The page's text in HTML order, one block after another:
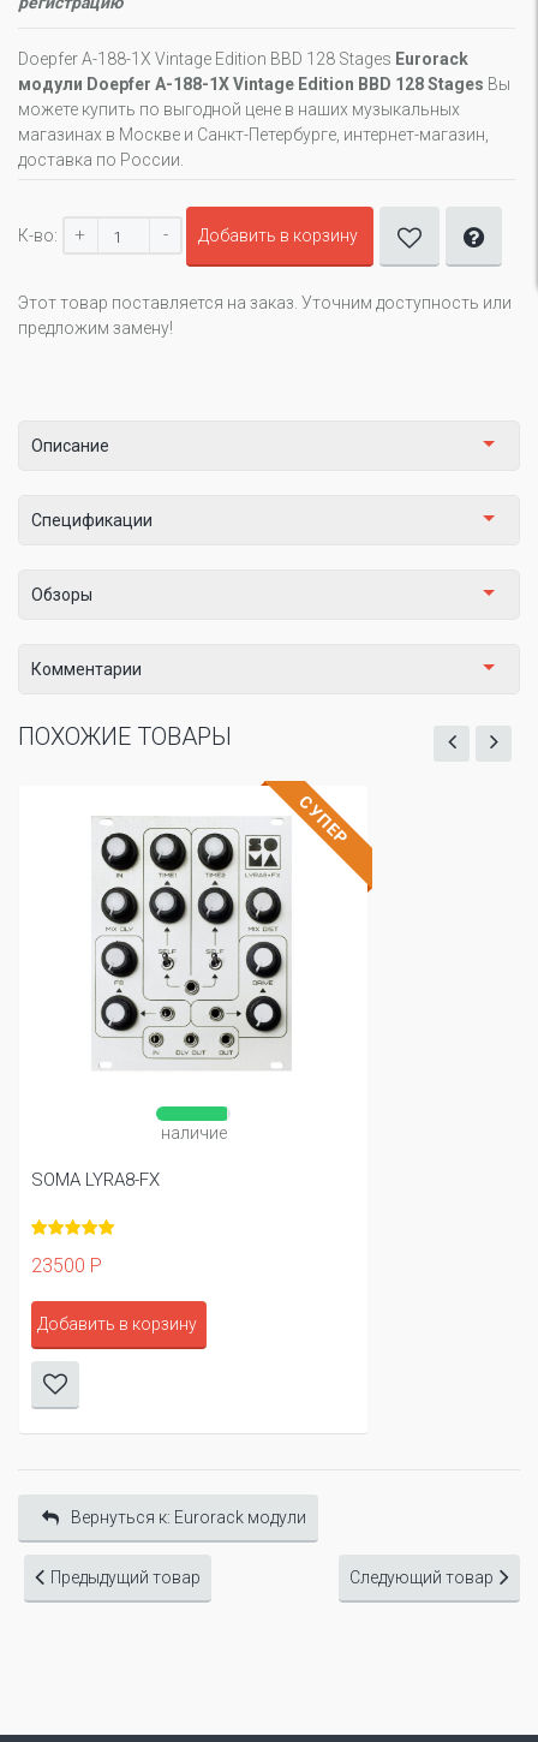
Doepfer A-188-1X Vintage Edition BBD 128 Stages Eurorack
модули Doepfer A-188-1X Vintage Edition BBD 128 Stages Вы
можете купить по выгодной цене в наших музыкальных
магазинах в Москве и Санкт-Петербурге, интернет-магазин,
доставка по России.
К-во: + - Добавить в корзину
Этот товар поставляется на заказ. Уточним доступность или
предложим замену!
Описание
Спецификации
Обзоры
Комментарии
ПОХОЖИЕ ТОВАРЫ
СУПЕР
наличие
SOMA LYRA8-FX
23500 Р
Добавить в корзину
Вернуться к: Eurorack модули
Предыдущий товар Следующий товар